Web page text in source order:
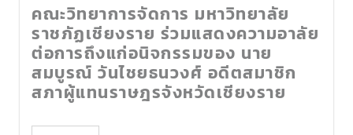
คณะวิทยาการจัดการ มหาวิทยาลัย
ราชภัฏเชียงราย ร่วมแสดงความอาลัย
ต่อการถึงแก่อนิจกรรมของ นาย
สมบูรณ์ วันไชยธนวงศ์ อดีตสมาชิก
สภาผู้แทนราษฎรจังหวัดเชียงราย